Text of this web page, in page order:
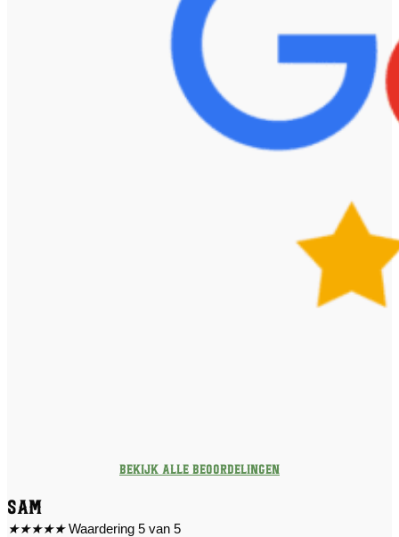
Bekijk alle beoordelingen
Sam
★★★★★ Waardering 5 van 5